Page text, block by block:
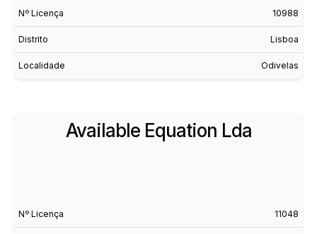
Nº Licença 10988
Distrito Lisboa
Localidade Odivelas
Available Equation Lda
Nº Licença 11048